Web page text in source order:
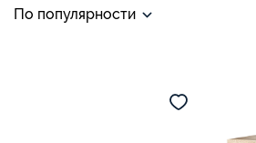
По популярности